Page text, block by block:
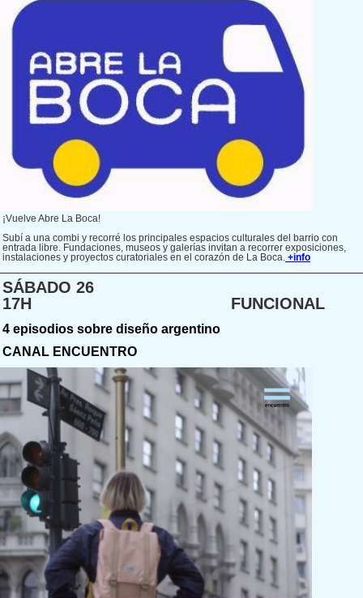
¡Vuelve Abre La Boca!
Subí a una combi y recorré los principales espacios culturales del barrio con
entrada libre. Fundaciones, museos y galerías invitan a recorrer exposiciones,
instalaciones y proyectos curatoriales en el corazón de La Boca. +info
SÁBADO 26
17H FUNCIONAL
4 episodios sobre diseño argentino
CANAL ENCUENTRO